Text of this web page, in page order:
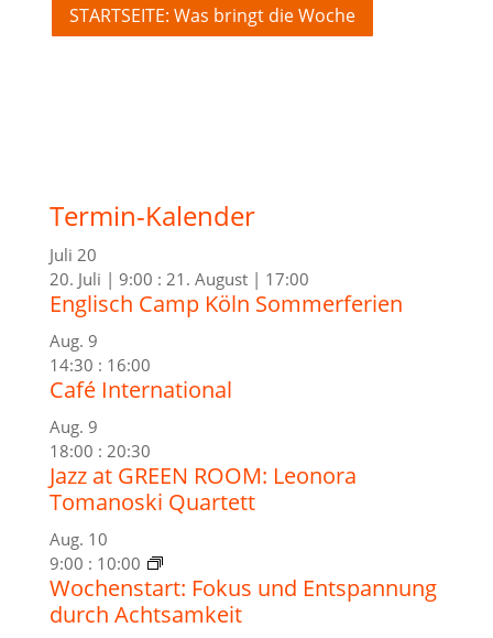
STARTSEITE: Was bringt die Woche
Termin-Kalender
Juli 20
20. Juli | 9:00 : 21. August | 17:00
Englisch Camp Köln Sommerferien
Aug. 9
14:30 : 16:00
Café International
Aug. 9
18:00 : 20:30
Jazz at GREEN ROOM: Leonora
Tomanoski Quartett
Aug. 10
9:00 : 10:00
Wochenstart: Fokus und Entspannung
durch Achtsamkeit